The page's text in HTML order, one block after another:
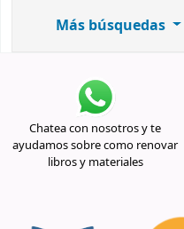
Más búsquedas
Chatea con nosotros y te
ayudamos sobre como renovar
libros y materiales